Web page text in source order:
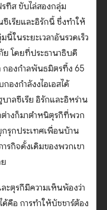
ทีส ขับไล่สองกลุ่ม
เรียและอิรักนี้ ซึ่งทำให้
ในระยะเวลาอันรวดเร็ว
โดยที่ประธานาธิบดี
กองกำลพันธมิตรที้ง 65
องกำลังงไอเอสได้
าลซีเรีย อิรักและอิหร่าน
างก็มาตำหนิตุรกีที่พวก
กรุกประเทศเพื่อนบ้าน
รกิจดั้งเดิมของพวกเขา
ะตุรกีมีความเห็นพ้องว่า
คือ การทำให้บัชชาร์ต้อง